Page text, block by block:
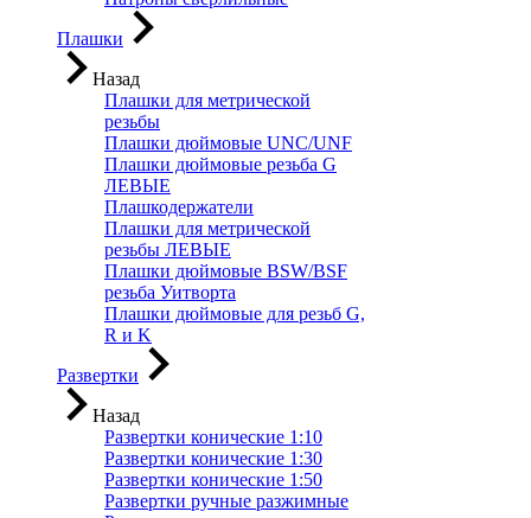
Плашки
Назад
Плашки для метрической
резьбы
Плашки дюймовые UNC/UNF
Плашки дюймовые резьба G
ЛЕВЫЕ
Плашкодержатели
Плашки для метрической
резьбы ЛЕВЫЕ
Плашки дюймовые BSW/BSF
резьба Уитворта
Плашки дюймовые для резьб G,
R и K
Развертки
Назад
Развертки конические 1:10
Развертки конические 1:30
Развертки конические 1:50
Развертки ручные разжимные